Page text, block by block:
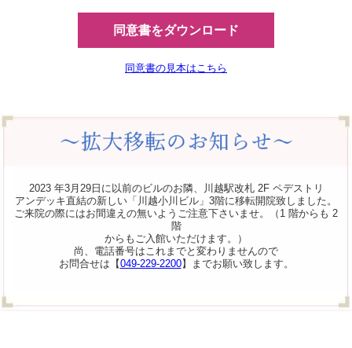
同意書をダウンロード
同意書の見本はこちら
2023 年3月29日に以前のビルのお隣、川越駅改札 2F ペデストリ
アンデッキ直結の新しい「川越小川ビル」3階に移転開院致しました。
ご来院の際にはお間違えの無いようご注意下さいませ。（1 階からも 2
階
からもご入館いただけます。）
尚、電話番号はこれまでと変わりませんので
お問合せは【049-229-2200】までお願い致します。